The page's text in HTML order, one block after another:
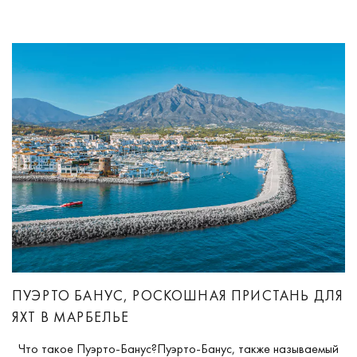
ПУЭРТО БАНУС, РОСКОШНАЯ ПРИСТАНЬ ДЛЯ
ЯХТ В МАРБЕЛЬЕ
Что такое Пуэрто-Банус?Пуэрто-Банус, также называемый